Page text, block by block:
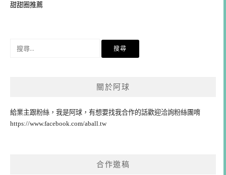
甜甜圈推薦
關於阿球
給業主跟粉絲，我是阿球，有想要找我合作的話歡迎洽詢粉絲團唷
https://www.facebook.com/aball.tw
合作邀稿